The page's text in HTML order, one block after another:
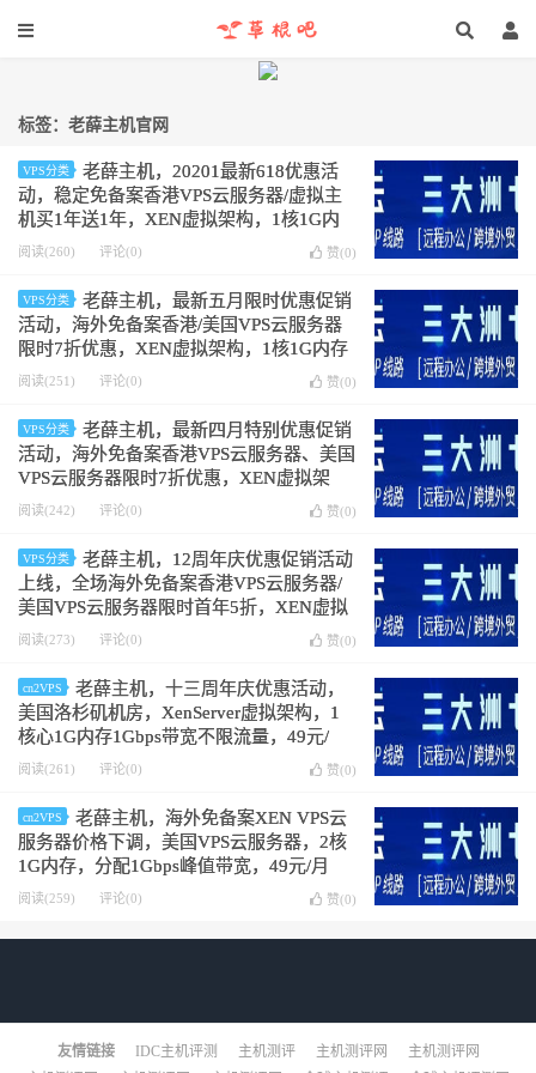
标签：老薛主机官网
VPS分类
老薛主机，20201最新618优惠活
动，稳定免备案香港VPS云服务器/虚拟主
机买1年送1年，XEN虚拟架构，1核1G内
存1Mbps带宽，690元/2年
阅读(260) 评论(0) 赞(0)
VPS分类
老薛主机，最新五月限时优惠促销
活动，海外免备案香港/美国VPS云服务器
限时7折优惠，XEN虚拟架构，1核1G内存
1000Mbps峰值带宽不限流量，343元/年
阅读(251) 评论(0) 赞(0)
VPS分类
老薛主机，最新四月特别优惠促销
活动，海外免备案香港VPS云服务器、美国
VPS云服务器限时7折优惠，XEN虚拟架
构，1核1G内存1000Mbps峰值带宽不限流
阅读(242) 评论(0) 赞(0)
VPS分类
老薛主机，12周年庆优惠促销活动
上线，全场海外免备案香港VPS云服务器/
美国VPS云服务器限时首年5折，XEN虚拟
架构，1核1G内存1000Mbps带宽，245元/
阅读(273) 评论(0) 赞(0)
cn2VPS
老薛主机，十三周年庆优惠活动，
美国洛杉矶机房，XenServer虚拟架构，1
核心1G内存1Gbps带宽不限流量，49元/
月，虚拟主机、VPS买2年送1年，代理充值
阅读(261) 评论(0) 赞(0)
cn2VPS
老薛主机，海外免备案XEN VPS云
服务器价格下调，美国VPS云服务器，2核
1G内存，分配1Gbps峰值带宽，49元/月
阅读(259) 评论(0) 赞(0)
友情链接 IDC主机评测 主机测评 主机测评网
主机测评网